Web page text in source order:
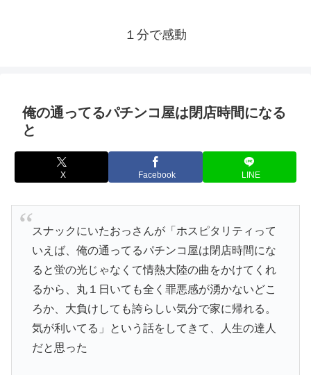
１分で感動
俺の通ってるパチンコ屋は閉店時間になる
と
X Facebook LINE
スナックにいたおっさんが「ホスピタリティって
いえば、俺の通ってるパチンコ屋は閉店時間にな
ると蛍の光じゃなくて情熱大陸の曲をかけてくれ
るから、丸１日いても全く罪悪感が湧かないどこ
ろか、大負けしても誇らしい気分で家に帰れる。
気が利いてる」という話をしてきて、人生の達人
だと思った